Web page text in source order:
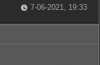
7-06-2021, 19:33